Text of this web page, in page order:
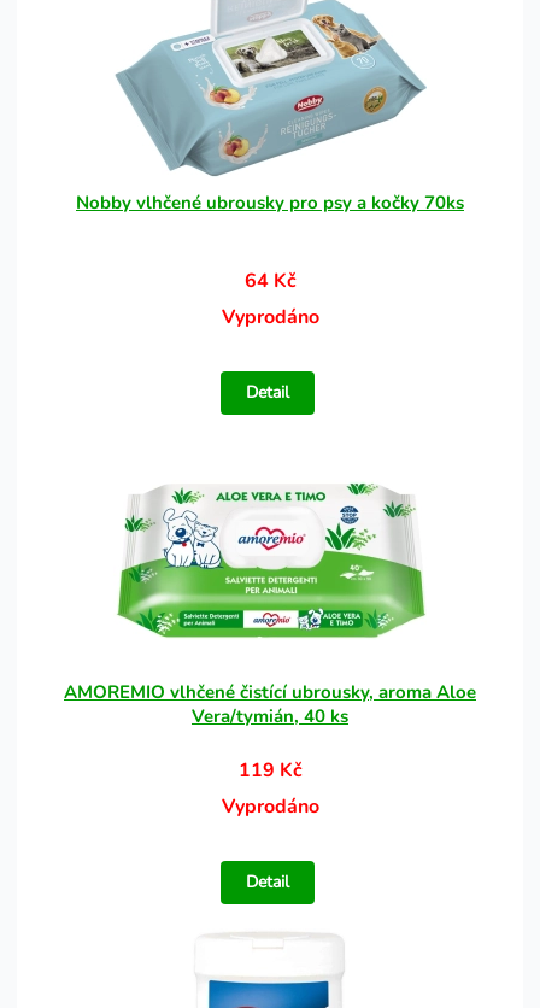
Nobby vlhčené ubrousky pro psy a kočky 70ks
64 Kč
Vyprodáno
Detail
AMOREMIO vlhčené čistící ubrousky, aroma Aloe
Vera/tymián, 40 ks
119 Kč
Vyprodáno
Detail